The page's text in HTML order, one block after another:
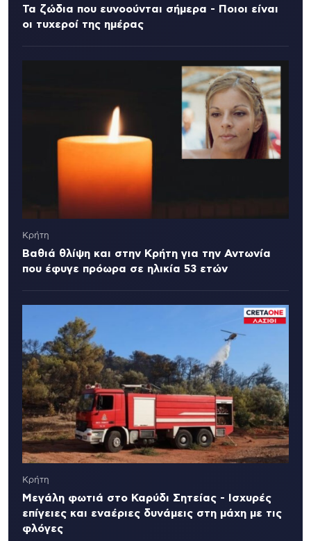
Τα ζώδια που ευνοούνται σήμερα - Ποιοι είναι
οι τυχεροί της ημέρας
Κρήτη
Βαθιά θλίψη και στην Κρήτη για την Αντωνία
που έφυγε πρόωρα σε ηλικία 53 ετών
Κρήτη
Μεγάλη φωτιά στο Καρύδι Σητείας - Ισχυρές
επίγειες και εναέριες δυνάμεις στη μάχη με τις
φλόγες